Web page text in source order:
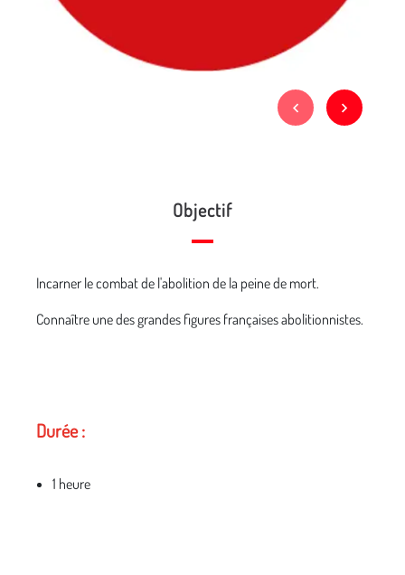
Objectif
Incarner le combat de l'abolition de la peine de mort.
Connaître une des grandes figures françaises abolitionnistes.
Durée :
1 heure